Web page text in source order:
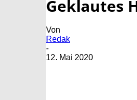
Geklautes
Von
Redak
-
12. Mai 2020